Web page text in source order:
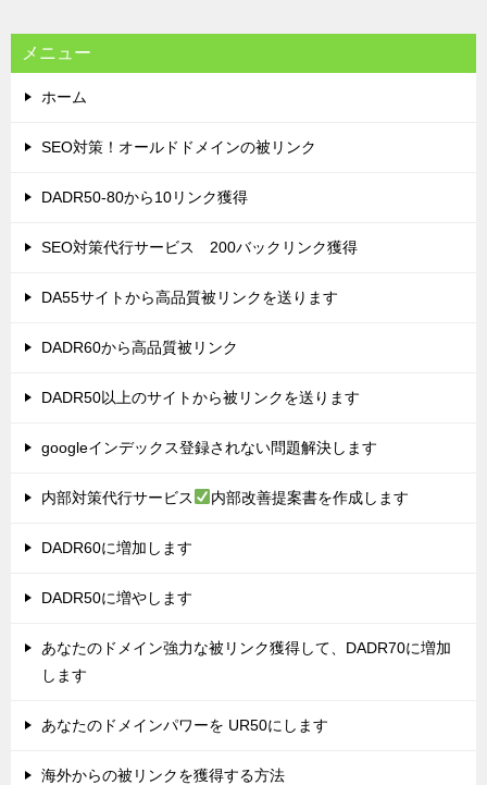
メニュー
ホーム
SEO対策！オールドドメインの被リンク
DADR50-80から10リンク獲得
SEO対策代行サービス 200バックリンク獲得
DA55サイトから高品質被リンクを送ります
DADR60から高品質被リンク
DADR50以上のサイトから被リンクを送ります
googleインデックス登録されない問題解決します
内部対策代行サービス 内部改善提案書を作成します
DADR60に増加します
DADR50に増やします
あなたのドメイン強力な被リンク獲得して、DADR70に増加
します
あなたのドメインパワーを UR50にします
海外からの被リンクを獲得する方法